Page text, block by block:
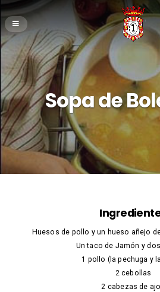
Sopa de
Huesos de pollo y un hueso añejo
Un taco de Jamón y
1 pollo (la pechuga y
2 cebollas
2 cabezas de